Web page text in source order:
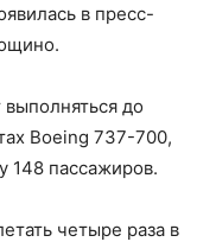
в пресс-
до
Boeing 737-700,
148 пассажиров.
четыре раза в